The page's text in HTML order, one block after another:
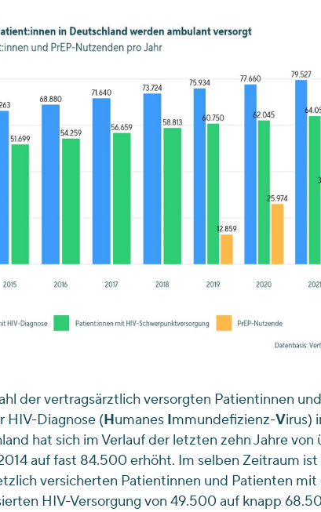
der vertragsärztlich versorgten Patientinnen
HIV-Diagnose (Humanes Immundefizienz-Virus)
hat sich im Verlauf der letzten zehn Jahre
auf fast 84.500 erhöht. Im selben Zeitraum ist
versicherten Patientinnen und Patienten mit
HIV-Versorgung von 49.500 auf knapp